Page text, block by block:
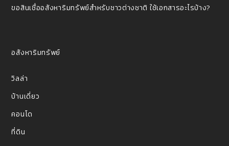
ขอสินเชื่ออสังหาริมทรัพย์สำหรับชาวต่างชาติ ใช้เอกสารอะไรบ้าง?
อสังหาริมทรัพย์
วิลล่า
บ้านเดี่ยว
คอนโด
ที่ดิน